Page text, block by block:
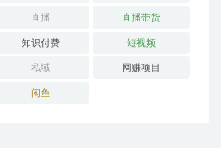
直播 直播带货
知识付费 短视频
私域 网赚项目
闲鱼